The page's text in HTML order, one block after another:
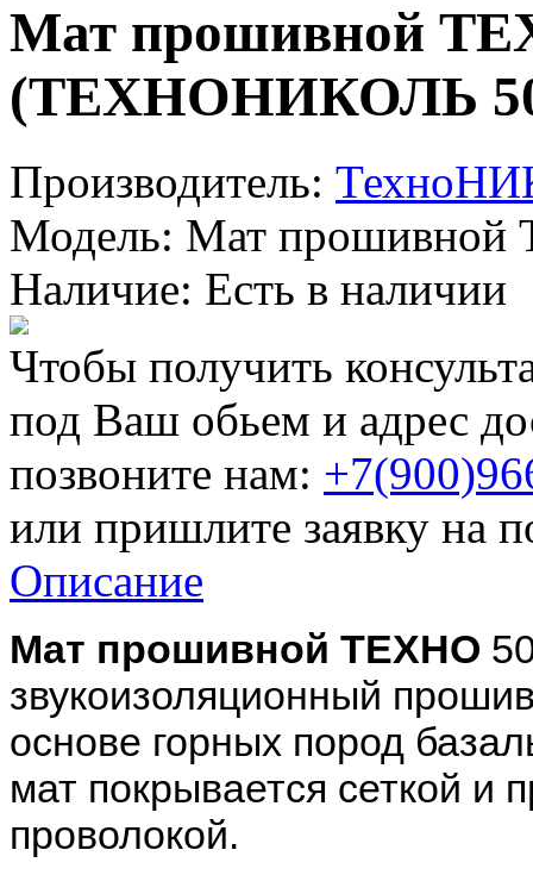
Мат прошивной
(ТЕХНОНИКОЛЬ
Производитель:
Модель: Мат
Наличие: Есть в наличии
Чтобы получить
под Ваш обьем и адрес
позвоните нам:
или пришлите заявку на
Описание
Мат прошивной ТЕХНО
звукоизоляционный
основе горных пород
мат покрывается сеткой и
проволокой.